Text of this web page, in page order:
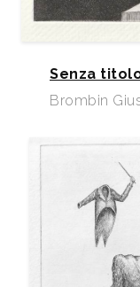
Senza
Brombin